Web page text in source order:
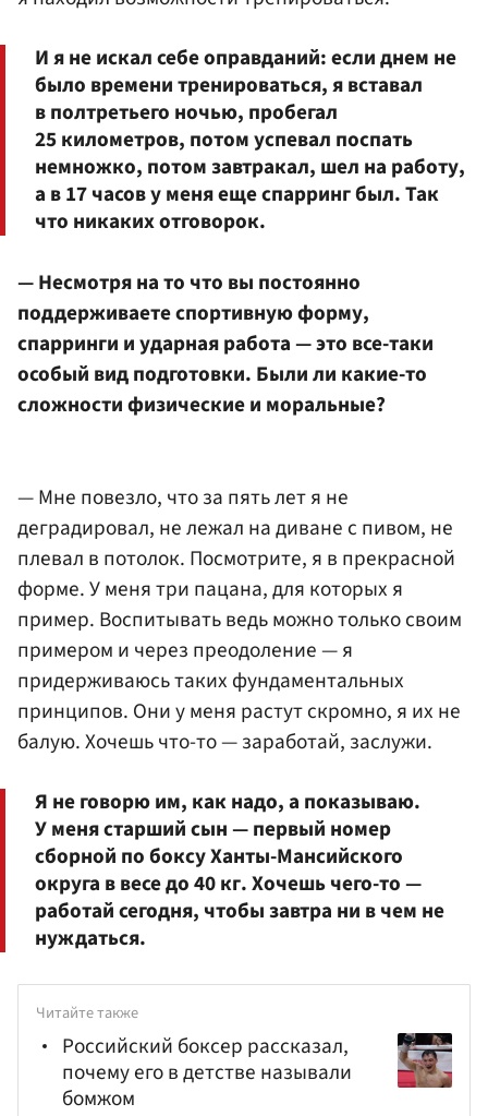
И я не искал себе оправданий: если днем не
было времени тренироваться, я вставал
в полтретьего ночью, пробегал
25 километров, потом успевал поспать
немножко, потом завтракал, шел на работу,
а в 17 часов у меня еще спарринг был. Так
что никаких отговорок.
— Несмотря на то что вы постоянно
поддерживаете спортивную форму,
спарринги и ударная работа — это все-таки
особый вид подготовки. Были ли какие-то
сложности физические и моральные?
— Мне повезло, что за пять лет я не
деградировал, не лежал на диване с пивом, не
плевал в потолок. Посмотрите, я в прекрасной
форме. У меня три пацана, для которых я
пример. Воспитывать ведь можно только своим
примером и через преодоление — я
придерживаюсь таких фундаментальных
принципов. Они у меня растут скромно, я их не
балую. Хочешь что-то — заработай, заслужи.
Я не говорю им, как надо, а показываю.
У меня старший сын — первый номер
сборной по боксу Ханты-Мансийского
округа в весе до 40 кг. Хочешь чего-то —
работай сегодня, чтобы завтра ни в чем не
нуждаться.
Читайте также
Российский боксер рассказал,
почему его в детстве называли
бомжом